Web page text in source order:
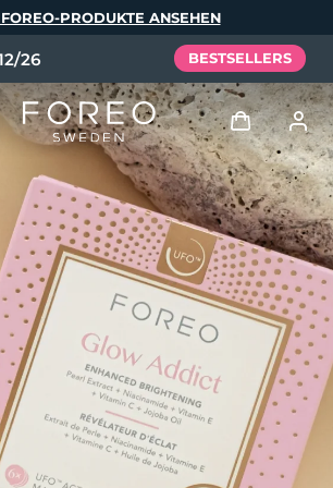
PRODUKTE ANSEHEN
26 BESTSELLERS
Anmelden
Benutzerkonto
Meine Geräte
Meine Bestellungen
Meine Adressen
Meine Abonnements
Tech Elixir
Set
Deutsch
Español
Italiano
Português
Svenska
Русский
简体中文 繁體中文